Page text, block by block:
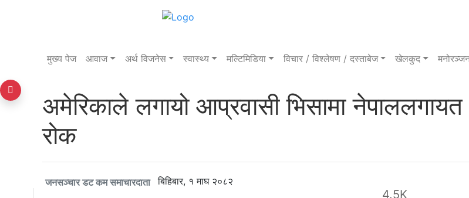
मुख्य पेज आवाज अर्थ विजनेस स्वास्थ्य मल्टिमिडिया विचार / विश्लेषण / दस्ताबेज खेलकुद
अमेरिकाले लगायो आप्रवासी भिसामा
रोक
जनसञ्चार डट कम समाचारदाता बिहिबार, १ माघ २०८२
4.5K